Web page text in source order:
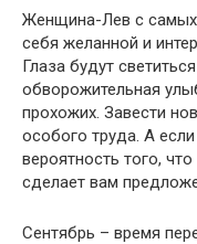
Женщина-Лев с самых
себя желанной и
Глаза будут
обворожительная
прохожих. Завести
особого труда. А
вероятность того,
сделает вам
Сентябрь – время